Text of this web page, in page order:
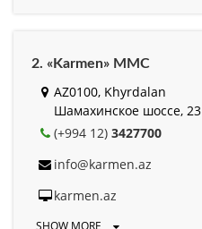
2. «Karmen» MMC
AZ0100, Khyrdalan
Шамахинское шоссе, 23
(+994 12) 3427700
info@karmen.az
karmen.az
SHOW MORE